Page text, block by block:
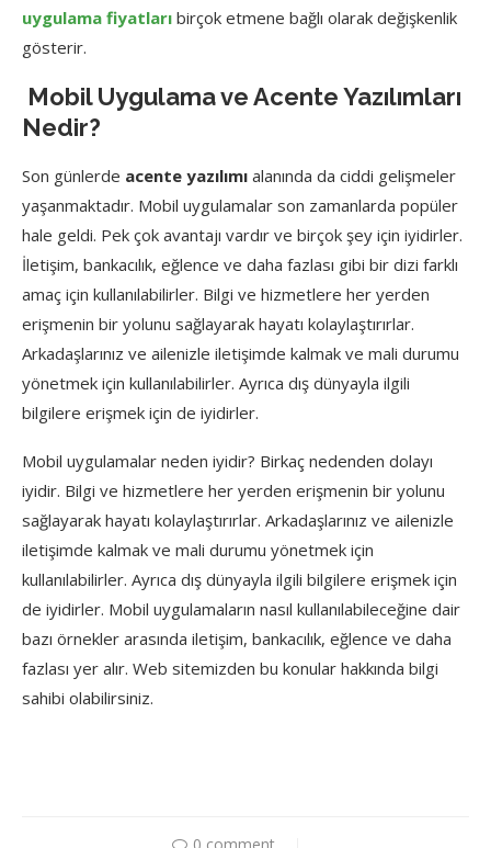
uygulama fiyatları birçok etmene bağlı olarak değişkenlik
gösterir.
Mobil Uygulama ve Acente Yazılımları
Nedir?
Son günlerde acente yazılımı alanında da ciddi gelişmeler
yaşanmaktadır. Mobil uygulamalar son zamanlarda popüler
hale geldi. Pek çok avantajı vardır ve birçok şey için iyidirler.
İletişim, bankacılık, eğlence ve daha fazlası gibi bir dizi farklı
amaç için kullanılabilirler. Bilgi ve hizmetlere her yerden
erişmenin bir yolunu sağlayarak hayatı kolaylaştırırlar.
Arkadaşlarınız ve ailenizle iletişimde kalmak ve mali durumu
yönetmek için kullanılabilirler. Ayrıca dış dünyayla ilgili
bilgilere erişmek için de iyidirler.
Mobil uygulamalar neden iyidir? Birkaç nedenden dolayı
iyidir. Bilgi ve hizmetlere her yerden erişmenin bir yolunu
sağlayarak hayatı kolaylaştırırlar. Arkadaşlarınız ve ailenizle
iletişimde kalmak ve mali durumu yönetmek için
kullanılabilirler. Ayrıca dış dünyayla ilgili bilgilere erişmek için
de iyidirler. Mobil uygulamaların nasıl kullanılabileceğine dair
bazı örnekler arasında iletişim, bankacılık, eğlence ve daha
fazlası yer alır. Web sitemizden bu konular hakkında bilgi
sahibi olabilirsiniz.